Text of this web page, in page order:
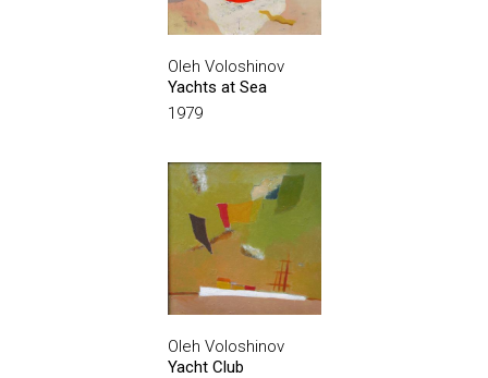
Oleh Voloshinov
Yachts at Sea
1979
Oleh Voloshinov
Yacht Club